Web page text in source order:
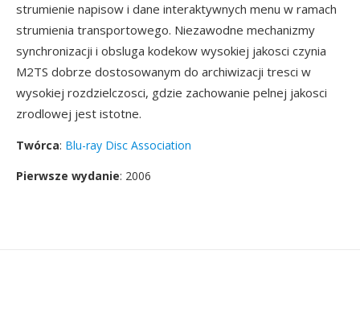
strumienie napisow i dane interaktywnych menu w ramach
strumienia transportowego. Niezawodne mechanizmy
synchronizacji i obsluga kodekow wysokiej jakosci czynia
M2TS dobrze dostosowanym do archiwizacji tresci w
wysokiej rozdzielczosci, gdzie zachowanie pelnej jakosci
zrodlowej jest istotne.
Twórca: Blu-ray Disc Association
Pierwsze wydanie: 2006